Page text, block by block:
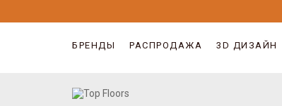
БРЕНДЫ РАСПРОДАЖА 3D ДИЗАЙН